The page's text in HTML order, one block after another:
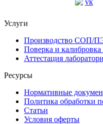
Услуги
Производство СОП/
Поверка и калибровка
Аттестация
Ресурсы
Нормативные
Политика обработки
Статьи
Условия оферты